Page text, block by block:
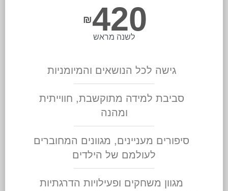
₪420
לשנה מראש
גישה לכל הנושאים והמיומניות
סביבת למידה מתוקשבת, חווייתית
ומהנה
סיפורים מעניינים, מגוונים המחוברים
לעולמם של הילדים
מגוון משחקים ופעילויות הדרגתיות